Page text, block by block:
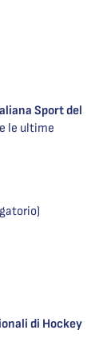
Sport del
le ultime
di Hockey